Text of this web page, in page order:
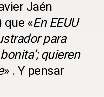
Jaén
que «En EEUU
para
quieren
» . Y pensar